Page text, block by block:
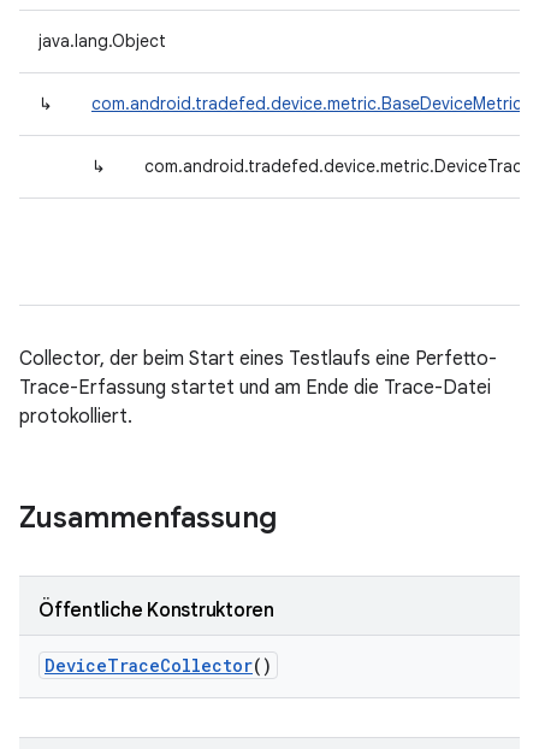
java.lang.Object
↳
↳
Collector, der beim Start eines Testlaufs eine Perfetto-
Trace-Erfassung startet und am Ende die Trace-Datei
protokolliert.
Zusammenfassung
Öffentliche Konstruktoren
DeviceTraceCollector()